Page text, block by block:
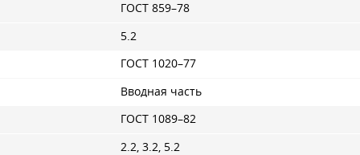
ГОСТ 859–78
5.2
ГОСТ 1020–77
Вводная часть
ГОСТ 1089–82
2.2, 3.2, 5.2